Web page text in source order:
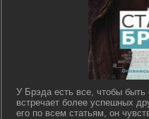
У Брэда есть все, чтобы
встречает более успешных
его по всем статьям, он